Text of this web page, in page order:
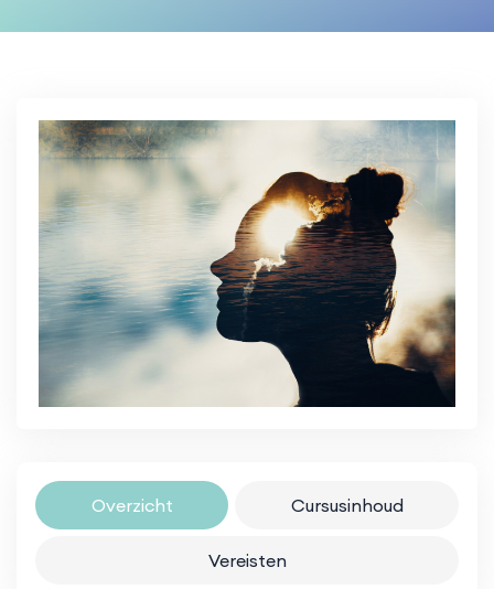
Overzicht Cursusinhoud
Vereisten